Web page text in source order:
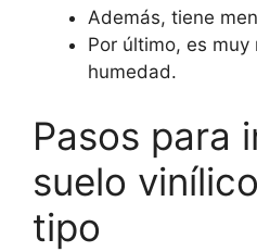
Además, tiene
Por último, es muy
humedad.
Pasos para
suelo
tipo